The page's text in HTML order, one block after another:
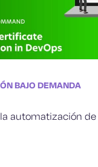
BAJO DEMANDA
automatización
BAJO DEMANDA
gestione las
BAJO DEMANDA
segura para